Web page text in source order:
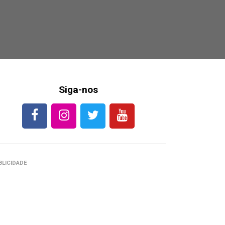
Siga-nos